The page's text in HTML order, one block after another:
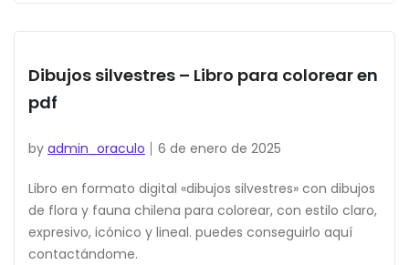
Dibujos silvestres – Libro para colorear en
pdf
by admin_oraculo 6 de enero de 2025
Libro en formato digital «dibujos silvestres» con dibujos
de flora y fauna chilena para colorear, con estilo claro,
expresivo, icónico y lineal. puedes conseguirlo aquí
contactándome.